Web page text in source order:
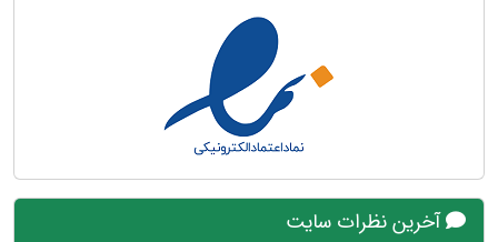
آخرین نظرات سایت